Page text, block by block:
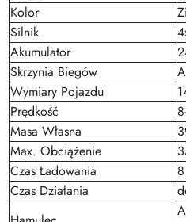
Kolor
Silnik
Akumulator
Skrzynia Biegów
Wymiary Pojazdu
Prędkość
Masa Własna
Max. Obciążenie
Czas Ładowania
Czas Działania